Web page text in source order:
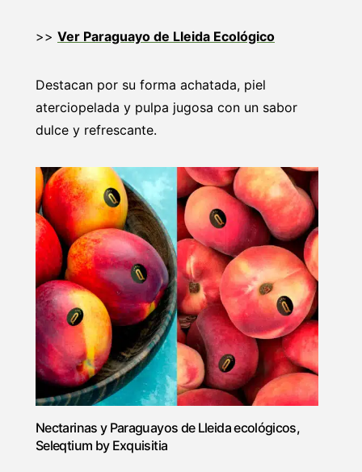
>> Ver Paraguayo de Lleida Ecológico
Destacan por su forma achatada, piel
aterciopelada y pulpa jugosa con un sabor
dulce y refrescante.
Nectarinas y Paraguayos de Lleida ecológicos,
Seleqtium by Exquisitia